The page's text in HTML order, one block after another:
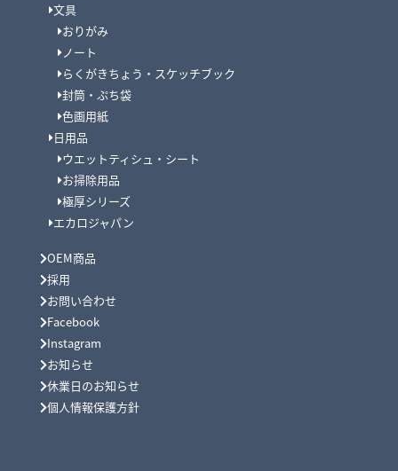
文具
おりがみ
ノート
らくがきちょう・スケッチブック
封筒・ぷち袋
色画用紙
日用品
ウエットティシュ・シート
お掃除用品
極厚シリーズ
エカロジャパン
OEM商品
採用
お問い合わせ
Facebook
Instagram
お知らせ
休業日のお知らせ
個人情報保護方針